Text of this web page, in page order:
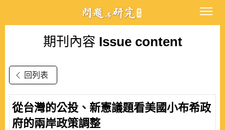
期刊內容 Issue content
回列表
從台灣的公投、新憲議題看美國小布希政
府的兩岸政策調整